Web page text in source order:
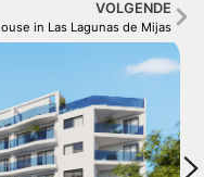
VOLGENDE
in Las Lagunas de Mijas